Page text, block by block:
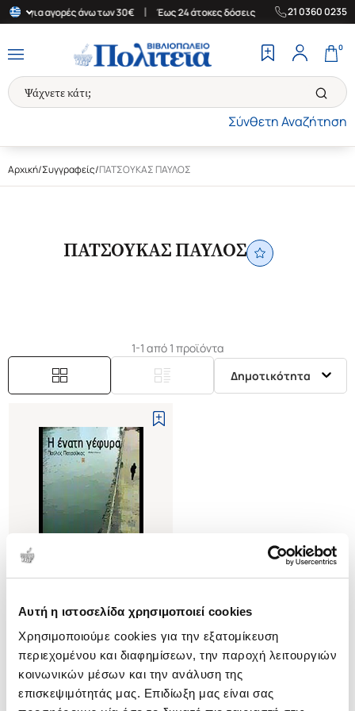
Αυτή η ιστοσελίδα χρησιμοποιεί cookies
Χρησιμοποιούμε cookies για την εξατομίκευση
περιεχομένου και διαφημίσεων, την παροχή λειτουργιών
κοινωνικών μέσων και την ανάλυση της
επισκεψιμότητάς μας. Επιδίωξη μας είναι σας
για αγορές άνω των 30€ Έως 24 άτοκες δόσεις | Δωρεάν
21 0360 0235
Σύνθετη Αναζήτηση
0
Αρχική/Συγγραφείς/ΠΑΤΣΟΥΚΑΣ ΠΑΥΛΟΣ
ΠΑΤΣΟΥΚΑΣ ΠΑΥΛΟΣ
1-1 από 1 προϊόντα
Δημοτικότητα
(0)
Η ΕΝΑΤΗ ΓΕΦΥΡΑ
ΠΑΤΣΟΥΚΑΣ ΠΑΥΛΟΣ
Κωδ. Πολιτείας:2250-0756